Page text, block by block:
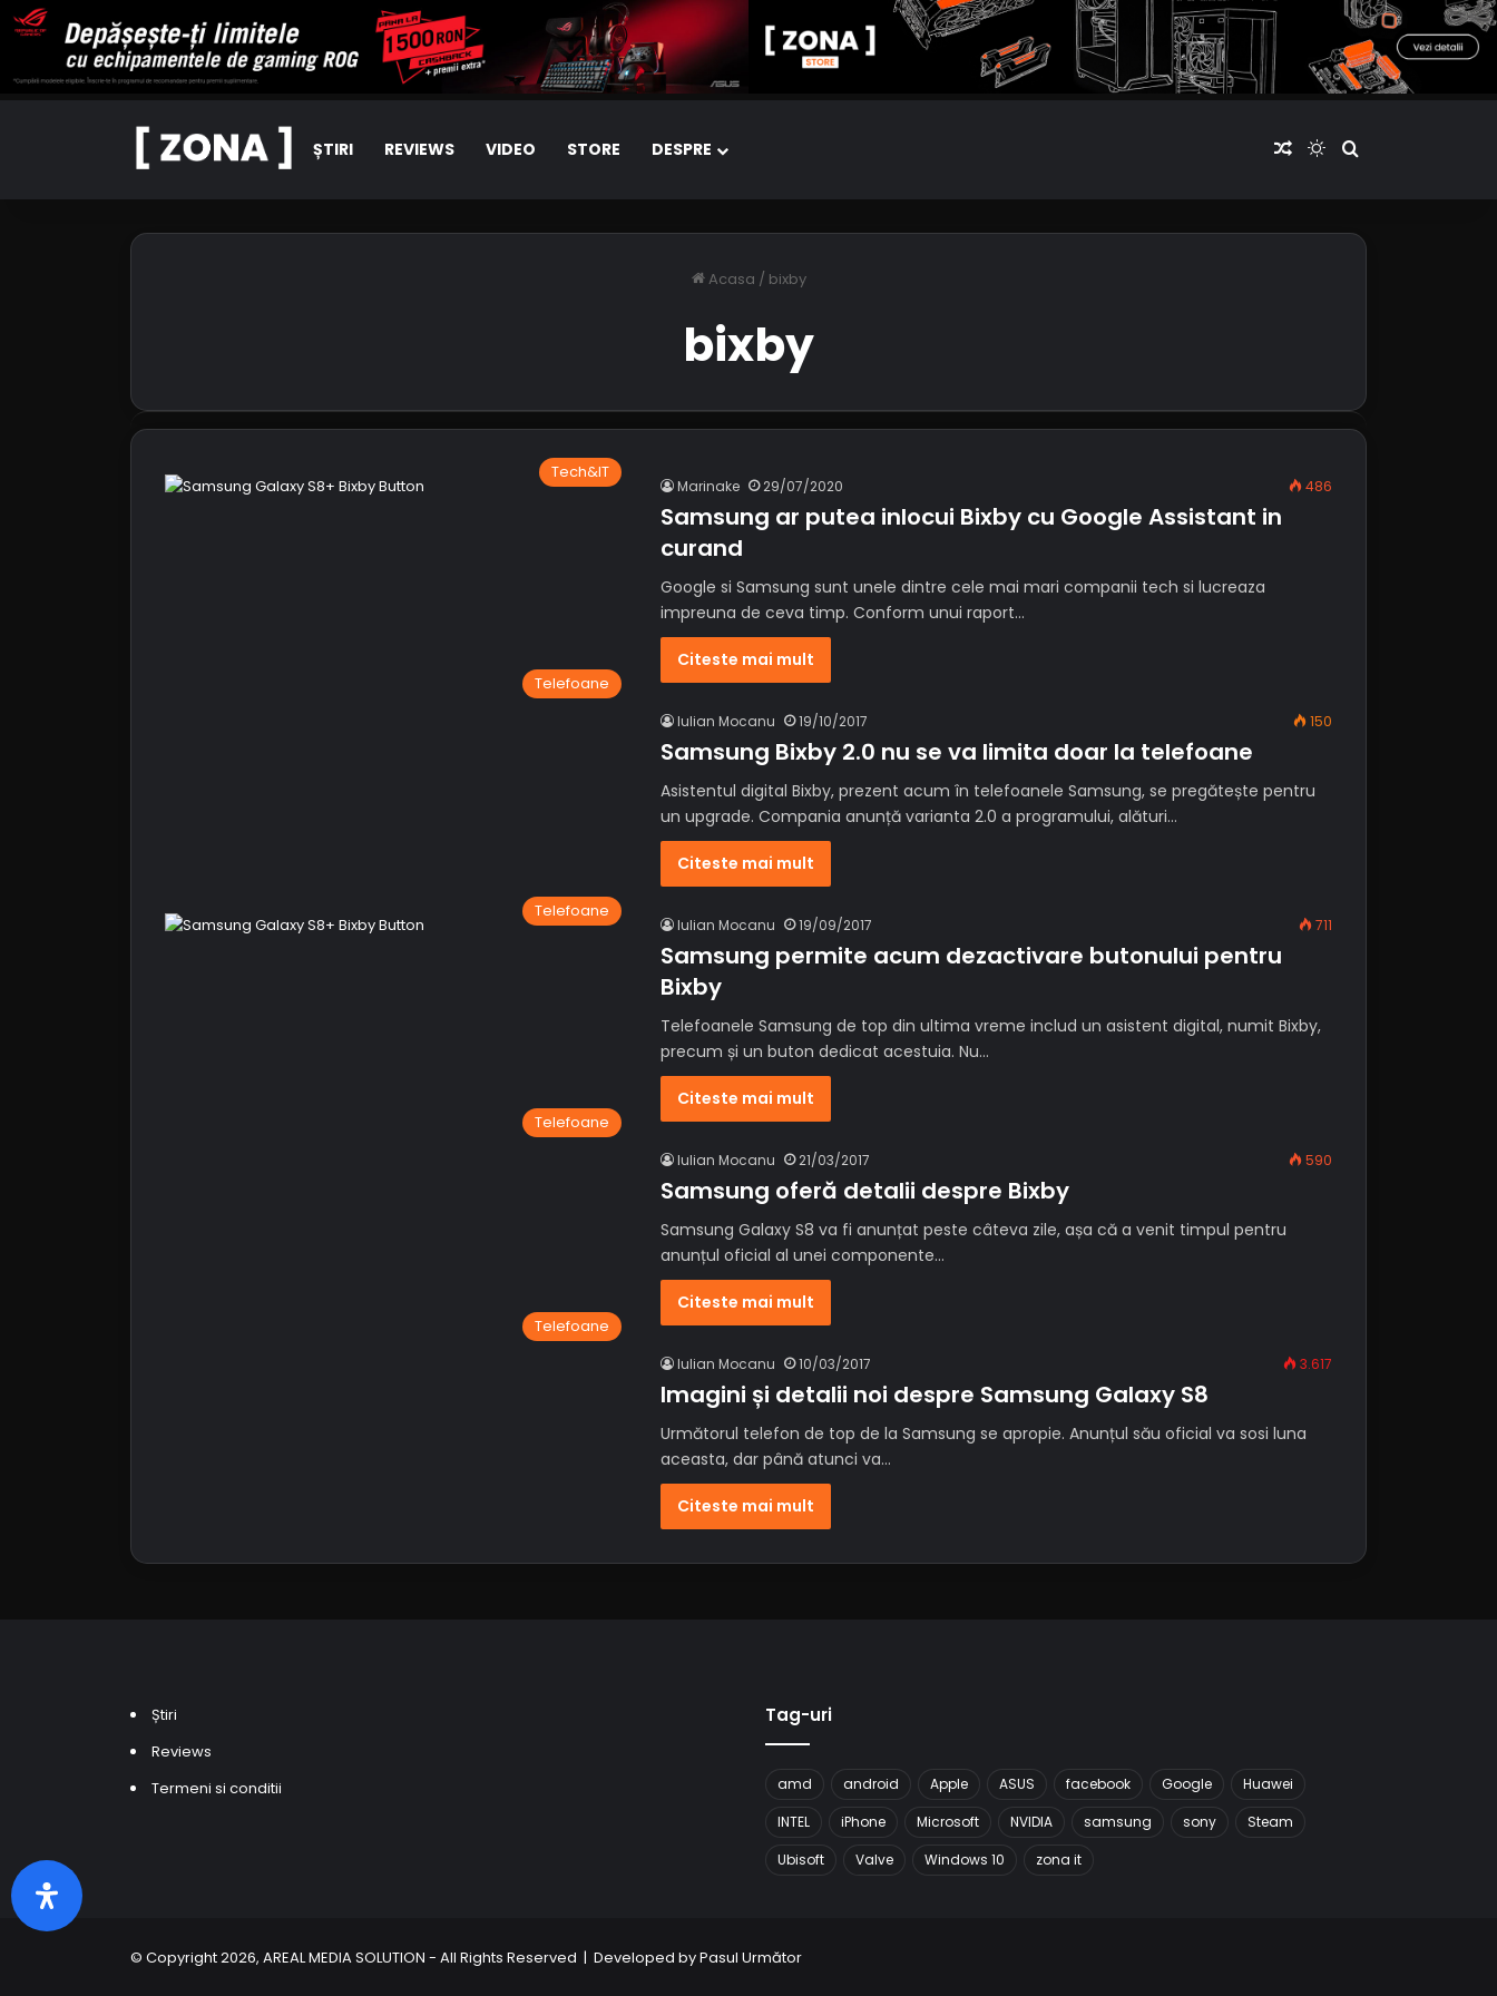
ȘTIRI REVIEWS VIDEO STORE DESPRE Articol aleatoriu
Switch skin
Cauta articole
Acasa / bixby
bixby
Tech&IT
Marinake 29/07/2020 486
Samsung ar putea inlocui Bixby cu Google Assistant in
curand
Google si Samsung sunt unele dintre cele mai mari companii tech si lucreaza
impreuna de ceva timp. Conform unui raport…
Citeste mai mult
Telefoane
Iulian Mocanu 19/10/2017 150
Samsung Bixby 2.0 nu se va limita doar la telefoane
Asistentul digital Bixby, prezent acum în telefoanele Samsung, se pregătește pentru
un upgrade. Compania anunță varianta 2.0 a programului, alături…
Citeste mai mult
Telefoane
Iulian Mocanu 19/09/2017 711
Samsung permite acum dezactivare butonului pentru
Bixby
Telefoanele Samsung de top din ultima vreme includ un asistent digital, numit Bixby,
precum și un buton dedicat acestuia. Nu…
Citeste mai mult
Telefoane
Iulian Mocanu 21/03/2017 590
Samsung oferă detalii despre Bixby
Samsung Galaxy S8 va fi anunțat peste câteva zile, așa că a venit timpul pentru
anunțul oficial al unei componente…
Citeste mai mult
Telefoane
Iulian Mocanu 10/03/2017 3.617
Imagini și detalii noi despre Samsung Galaxy S8
Următorul telefon de top de la Samsung se apropie. Anunțul său oficial va sosi luna
aceasta, dar până atunci va…
Citeste mai mult
Știri
Reviews
Termeni si conditii
Tag-uri
amd android Apple ASUS facebook Google
Huawei
INTEL
iPhone Microsoft NVIDIA samsung sony
Steam
Ubisoft
Valve Windows 10 zona it
© Copyright 2026, AREAL MEDIA SOLUTION - All Rights Reserved | Developed byPasul Următor